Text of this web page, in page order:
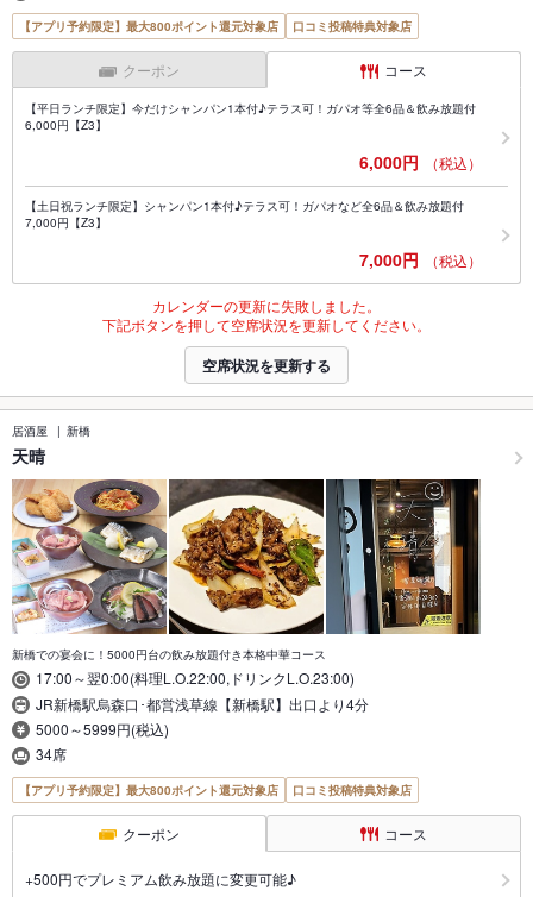
【アプリ予約限定】最大800ポイント還元対象店 口コミ投稿特典対象店
クーポン コース
【平日ランチ限定】今だけシャンパン1本付♪テラス可！ガパオ等全6品＆飲み放題付
6,000円【Z3】
6,000円 （税込）
【土日祝ランチ限定】シャンパン1本付♪テラス可！ガパオなど全6品＆飲み放題付
7,000円【Z3】
7,000円 （税込）
カレンダーの更新に失敗しました。
下記ボタンを押して空席状況を更新してください。
空席状況を更新する
居酒屋 新橋
天晴
新橋での宴会に！5000円台の飲み放題付き本格中華コース
17:00～翌0:00(料理L.O.22:00,ドリンクL.O.23:00)
JR新橋駅烏森口･都営浅草線【新橋駅】出口より4分
5000～5999円(税込)
34席
【アプリ予約限定】最大800ポイント還元対象店 口コミ投稿特典対象店
クーポン コース
+500円でプレミアム飲み放題に変更可能♪